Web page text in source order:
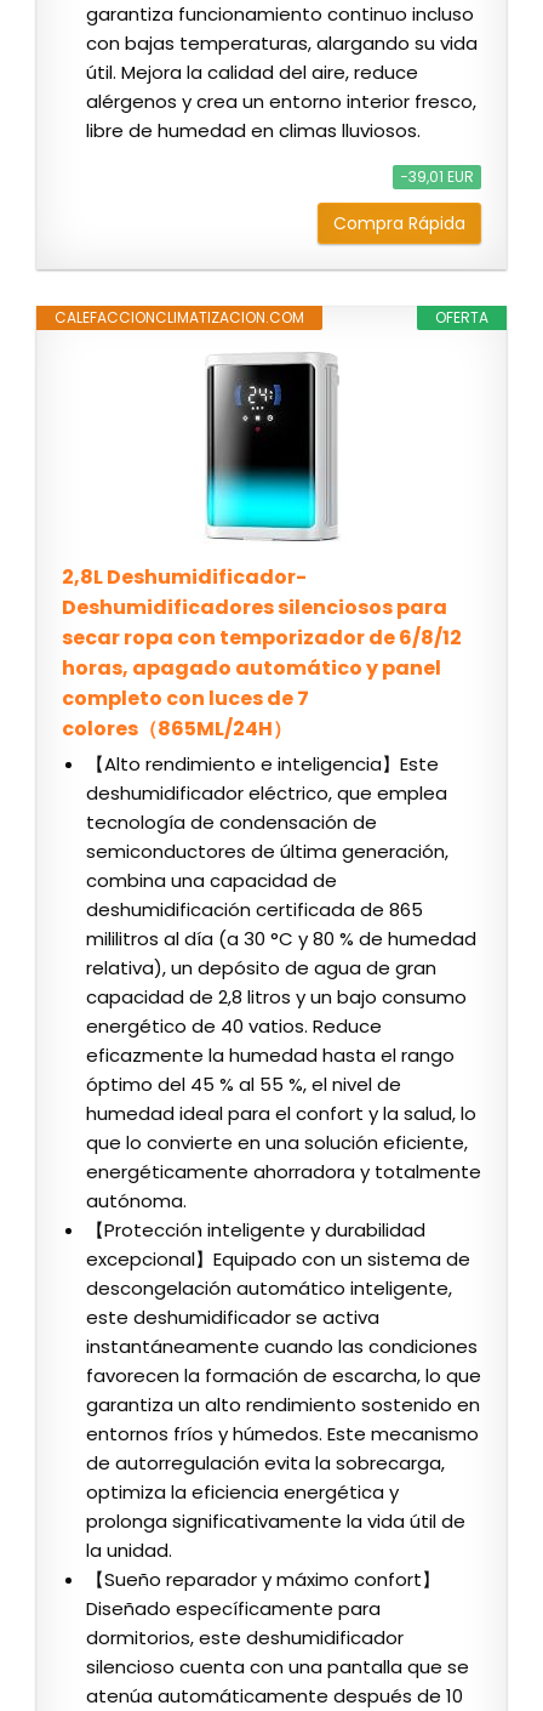
garantiza funcionamiento continuo incluso
con bajas temperaturas, alargando su vida
útil. Mejora la calidad del aire, reduce
alérgenos y crea un entorno interior fresco,
libre de humedad en climas lluviosos.
−39,01 EUR
Compra Rápida
OFERTA
CALEFACCIONCLIMATIZACION.COM
2,8L Deshumidificador-
Deshumidificadores silenciosos para
secar ropa con temporizador de 6/8/12
horas, apagado automático y panel
completo con luces de 7
colores（865ML/24H）
【Alto rendimiento e inteligencia】Este
deshumidificador eléctrico, que emplea
tecnología de condensación de
semiconductores de última generación,
combina una capacidad de
deshumidificación certificada de 865
mililitros al día (a 30 °C y 80 % de humedad
relativa), un depósito de agua de gran
capacidad de 2,8 litros y un bajo consumo
energético de 40 vatios. Reduce
eficazmente la humedad hasta el rango
óptimo del 45 % al 55 %, el nivel de
humedad ideal para el confort y la salud, lo
que lo convierte en una solución eficiente,
energéticamente ahorradora y totalmente
autónoma.
【Protección inteligente y durabilidad
excepcional】Equipado con un sistema de
descongelación automático inteligente,
este deshumidificador se activa
instantáneamente cuando las condiciones
favorecen la formación de escarcha, lo que
garantiza un alto rendimiento sostenido en
entornos fríos y húmedos. Este mecanismo
de autorregulación evita la sobrecarga,
optimiza la eficiencia energética y
prolonga significativamente la vida útil de
la unidad.
【Sueño reparador y máximo confort】
Diseñado específicamente para
dormitorios, este deshumidificador
silencioso cuenta con una pantalla que se
atenúa automáticamente después de 10